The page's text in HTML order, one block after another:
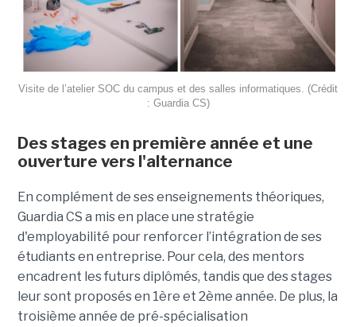
Visite de l’atelier SOC du campus et des salles informatiques. (Crédit
: Guardia CS)
Des stages en première année et une
ouverture vers l'alternance
En complément de ses enseignements théoriques,
Guardia CS a mis en place une stratégie
d'employabilité pour renforcer l’intégration de ses
étudiants en entreprise. Pour cela, des mentors
encadrent les futurs diplômés, tandis que des stages
leur sont proposés en 1ère et 2ème année. De plus, la
troisième année de pré-spécialisation